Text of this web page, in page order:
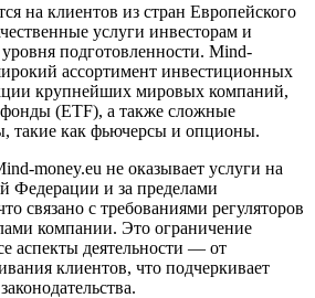
на клиентов из стран Европейского
услуги инвесторам и
подготовленности. Mind-
ассортимент инвестиционных
крупнейших мировых компаний,
(ETF), а также сложные
такие как фьючерсы и опционы.
money.eu не оказывает услуги на
Федерации и за пределами
связано с требованиями регуляторов
компании. Это ограничение
аспекты деятельности — от
клиентов, что подчеркивает